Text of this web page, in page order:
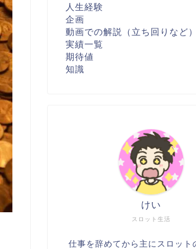
人生経験
企画
動画での解説（立ち回りなど）
実績一覧
期待値
知識
スロット生活
けい
仕事を辞めてから主にスロット